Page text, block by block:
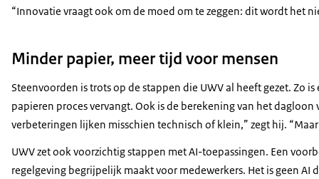
“Innovatie vraagt ook om de moed om te zeggen: dit wordt het
Minder papier, meer tijd voor mensen
Steenvoorden is trots op de stappen die UWV al heeft gezet. Zo
papieren proces vervangt. Ook is de berekening van het
verbeteringen lijken misschien technisch of klein,” zegt hij.
UWV zet ook voorzichtig stappen met AI-toepassingen. Een
regelgeving begrijpelijk maakt voor medewerkers. Het is geen AI